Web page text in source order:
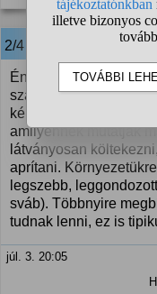
2/4
Én sváb vagyok,
származásúak,
képzett, többnyire
amilyennek mutatják
látványosan
aprítani.
legszebb,
sváb). Többnyire
tudnak lenni, ez is
júl. 3. 20:05